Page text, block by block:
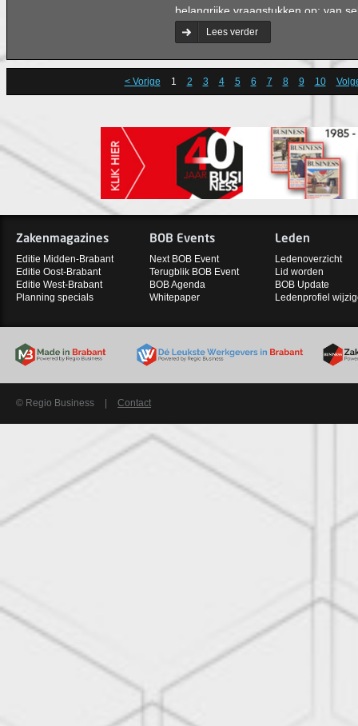
belangrijke vraagstukken op: van
opvolgingskwesties tot aan
organisatieontwikkeling.
Lees verder
< Vorige 1 2 3 4 5 6 7 8 9 10
Zakenmagazines
Editie Midden-Brabant
Editie Oost-Brabant
Editie West-Brabant
Planning specials
BOB Events
Next BOB Event
Terugblik BOB Event
BOB Agenda
Whitepaper
Leden
Ledenoverzicht
Lid worden
BOB Update
Ledenprofiel
© Regio Business Contact